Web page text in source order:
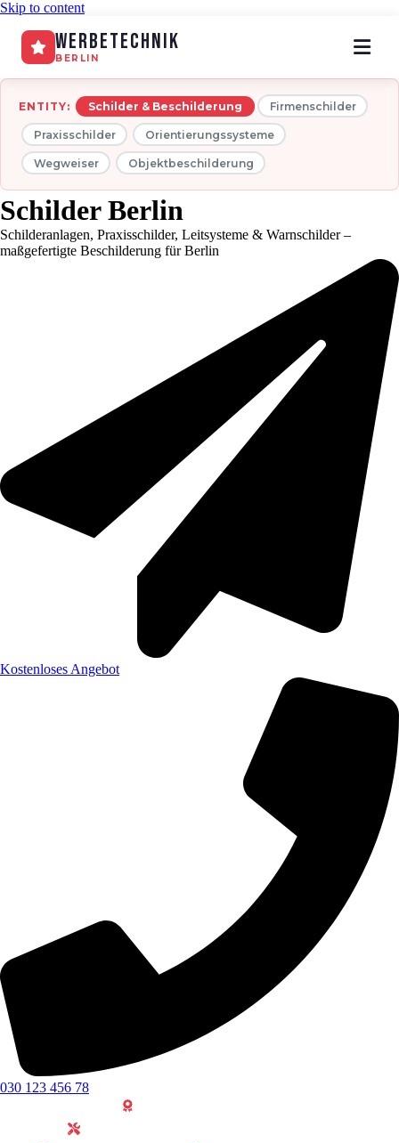
Skip to content
WerbeTechnik
BERLIN
ENTITY: Schilder & Beschilderung Firmenschilder
Praxisschilder Orientierungssysteme
Wegweiser Objektbeschilderung
Schilder Berlin
Schilderanlagen, Praxisschilder, Leitsysteme & Warn­schilder –
maßgefertigte Beschilderung für Berlin
Kostenloses Angebot
030 123 456 78
Plotten · Fräsen · Folieren · Drucken